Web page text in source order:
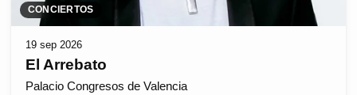
CONCIERTOS
19 sep 2026
El Arrebato
Palacio Congresos de Valencia